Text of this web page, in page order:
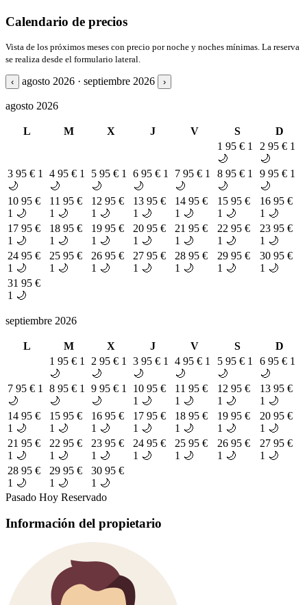
Calendario de precios
Vista de los próximos meses con precio por noche y noches mínimas. La reserva
se realiza desde el formulario lateral.
‹ agosto 2026 · septiembre 2026 ›
agosto 2026
L M X J V S
D
1 95 € 1
🌙
2 95 € 1
🌙
3 95 € 1
🌙
4 95 € 1
🌙
5 95 € 1
🌙
6 95 € 1
🌙
7 95 € 1
🌙
8 95 € 1
🌙
9 95 € 1
🌙
10 95 €
1 🌙
11 95 €
1 🌙
12 95 €
1 🌙
13 95 €
1 🌙
14 95 €
1 🌙
15 95 €
1 🌙
16 95 €
1 🌙
17 95 €
1 🌙
18 95 €
1 🌙
19 95 €
1 🌙
20 95 €
1 🌙
21 95 €
1 🌙
22 95 €
1 🌙
23 95 €
1 🌙
24 95 €
1 🌙
25 95 €
1 🌙
26 95 €
1 🌙
27 95 €
1 🌙
28 95 €
1 🌙
29 95 €
1 🌙
30 95 €
1 🌙
31 95 €
1 🌙
septiembre 2026
L M X J V S
D
1 95 € 1
🌙
2 95 € 1
🌙
3 95 € 1
🌙
4 95 € 1
🌙
5 95 € 1
🌙
6 95 € 1
🌙
7 95 € 1
🌙
8 95 € 1
🌙
9 95 € 1
🌙
10 95 €
1 🌙
11 95 €
1 🌙
12 95 €
1 🌙
13 95 €
1 🌙
14 95 €
1 🌙
15 95 €
1 🌙
16 95 €
1 🌙
17 95 €
1 🌙
18 95 €
1 🌙
19 95 €
1 🌙
20 95 €
1 🌙
21 95 €
1 🌙
22 95 €
1 🌙
23 95 €
1 🌙
24 95 €
1 🌙
25 95 €
1 🌙
26 95 €
1 🌙
27 95 €
1 🌙
28 95 €
1 🌙
29 95 €
1 🌙
30 95 €
1 🌙
Pasado Hoy Reservado
Información del propietario